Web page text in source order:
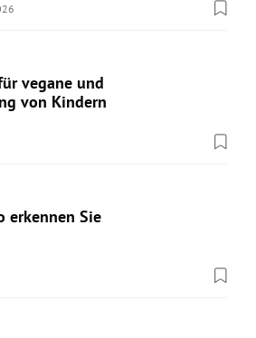
vegane und
von Kindern
erkennen Sie